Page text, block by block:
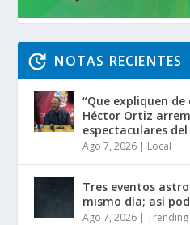
NOTAS RECIENTES
“Que expliquen
Héctor Ortiz
espectaculares del
Ago 7, 2026 | Local
Tres eventos
mismo día; así
Ago 7, 2026 |Trending